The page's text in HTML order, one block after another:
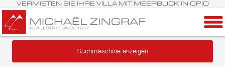
VERMIETEN SIE IHRE VILLA MIT MEERBLICK IN OPIO
Suchmaschine anzeigen